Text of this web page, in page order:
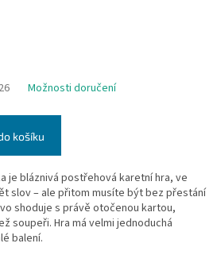
Možnosti doručení
košíku
je bláznivá postřehová karetní hra, ve
slov – ale přitom musíte být bez přestání
shoduje s právě otočenou kartou,
soupeři. Hra má velmi jednoduchá
balení.